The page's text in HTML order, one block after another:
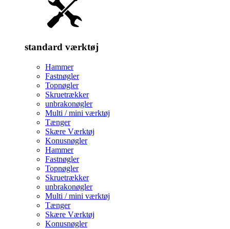
standard værktøj
Hammer
Fastnøgler
Topnøgler
Skruetrækker
unbrakonøgler
Multi / mini værktøj
Tænger
Skære Værktøj
Konusnøgler
Hammer
Fastnøgler
Topnøgler
Skruetrækker
unbrakonøgler
Multi / mini værktøj
Tænger
Skære Værktøj
Konusnøgler